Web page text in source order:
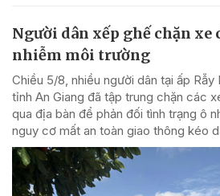
Người dân xếp ghế chặn xe
nhiễm môi trường
Chiều 5/8, nhiều người dân tại ấp Rẫy
tỉnh An Giang đã tập trung chặn các
qua địa bàn để phản đối tình trạng ô
nguy cơ mất an toàn giao thông kéo